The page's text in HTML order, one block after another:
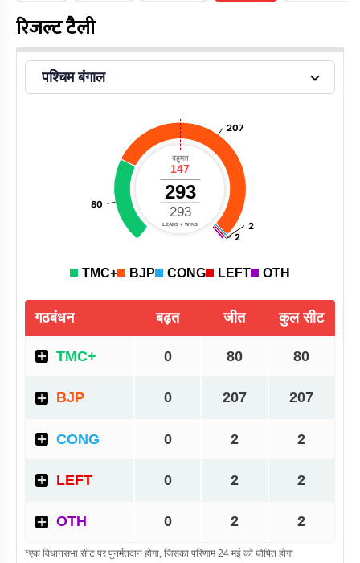
रिजल्ट टैली